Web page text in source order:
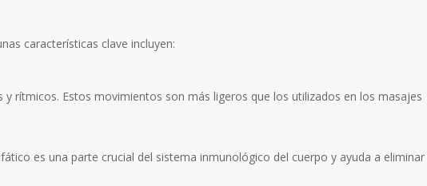
características clave incluyen:
rítmicos. Estos movimientos son más ligeros que los utilizados en los masajes
es una parte crucial del sistema inmunológico del cuerpo y ayuda a eliminar